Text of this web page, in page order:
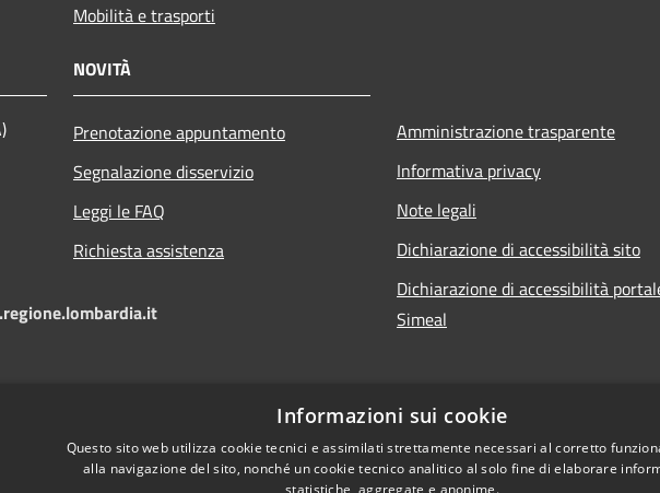
Mobilità e trasporti
NOVITÀ
Prenotazione appuntamento
Segnalazione disservizio
Leggi le FAQ
Richiesta assistenza
Amministrazione trasparente
Informativa privacy
Note legali
Dichiarazione di accessibilità sito
Dichiarazione di accessibilità
Simeal
Informazioni sui cookie
Questo sito web utilizza cookie tecnici e assimilati strettamente necessari al corretto
alla navigazione del sito, nonché un cookie tecnico analitico al solo fine di elaborare
statistiche, aggregate e anonime.